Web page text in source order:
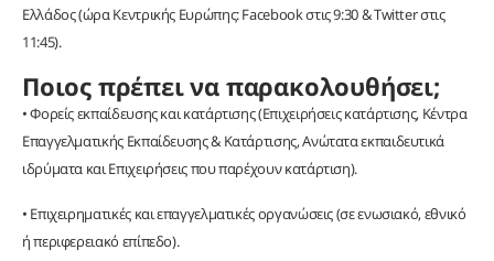
Ελλάδος (ώρα Κεντρικής Ευρώπης: Facebook στις 9:30 & Twitter στις
11:45).
Ποιος πρέπει να παρακολουθήσει;
• Φορείς εκπαίδευσης και κατάρτισης (Επιχειρήσεις κατάρτισης, Kέντρα
Επαγγελματικής Εκπαίδευσης & Κατάρτισης, Ανώτατα εκπαιδευτικά
ιδρύματα και Επιχειρήσεις που παρέχουν κατάρτιση).
• Επιχειρηματικές και επαγγελματικές οργανώσεις (σε ενωσιακό, εθνικό
ή περιφερειακό επίπεδο).